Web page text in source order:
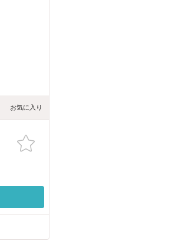
お気に入り